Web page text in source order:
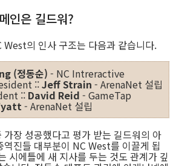
인은 길드워?
West의 인사 구조는 다음과 같습니다.
(정동순) - NC Intreractive
::Jeff Strain - ArenaNet 설립
:: David Reid - GameTap
- ArenaNet 설립
가장 성공했다고 평가 받는 길드워의 아
진들 대부분이 NC West를 이끌게 됩
시에틀에 새 지사를 두는 것도 관계가 깊